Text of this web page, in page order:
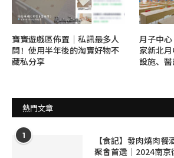
寶寶遊戲區佈置｜私訊最多人
問！使用半年後的淘寶好物不
藏私分享
月子中
家新北月
設施、
熱門文章
1
【食記】發肉燒肉餐
聚會首選｜2024南京